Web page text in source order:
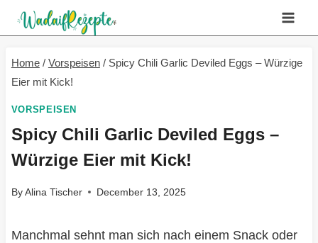
Skip
to
content
Home / Vorspeisen / Spicy Chili Garlic Deviled Eggs – Würzige
Eier mit Kick!
VORSPEISEN
Spicy Chili Garlic Deviled Eggs –
Würzige Eier mit Kick!
ByAlina Tischer December 13, 2025
Manchmal sehnt man sich nach einem Snack oder